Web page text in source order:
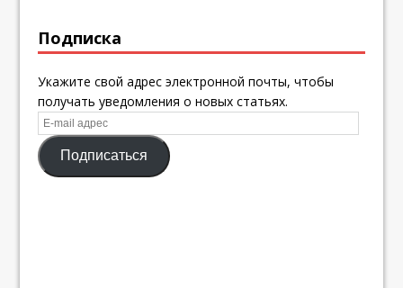
Подписка
Укажите свой адрес электронной почты, чтобы
получать уведомления о новых статьях.
E-
mail
адресПодписаться